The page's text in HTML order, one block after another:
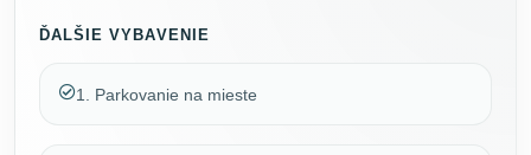
ĎALŠIE VYBAVENIE
1. Parkovanie na mieste